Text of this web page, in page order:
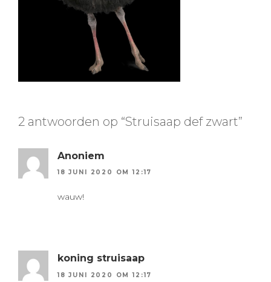
2 antwoorden op “Struisaap def zwart”
Anoniem
18 JUNI 2020 OM 12:17
wauw!
koning struisaap
18 JUNI 2020 OM 12:17